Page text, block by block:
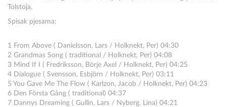
Tolstoja.
Spisak pjesama:
1 From Above ( Danielsson, Lars / Holknekt, Per) 04:30
2 Grandmas Song ( traditional / Holknekt, Per) 04:08
3 Mind If I ( Fredriksson, Börje Axel / Holknekt, Per) 04:25
4 Dialogue ( Svensson, Esbjörn / Holknekt, Per) 03:11
5 You Gave Me The Flow ( Karlzon, Jacob / Holknekt, Per) 04:23
6 Den Första Gång ( traditional) 04:37
7 Dannys Dreaming ( Gullin, Lars / Nyberg, Lina) 04:21